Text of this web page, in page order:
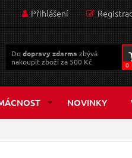
Přihlášení
Dodopravy zdarma zbývá
nakoupit zboží za 500 Kč
0
NOVINKY